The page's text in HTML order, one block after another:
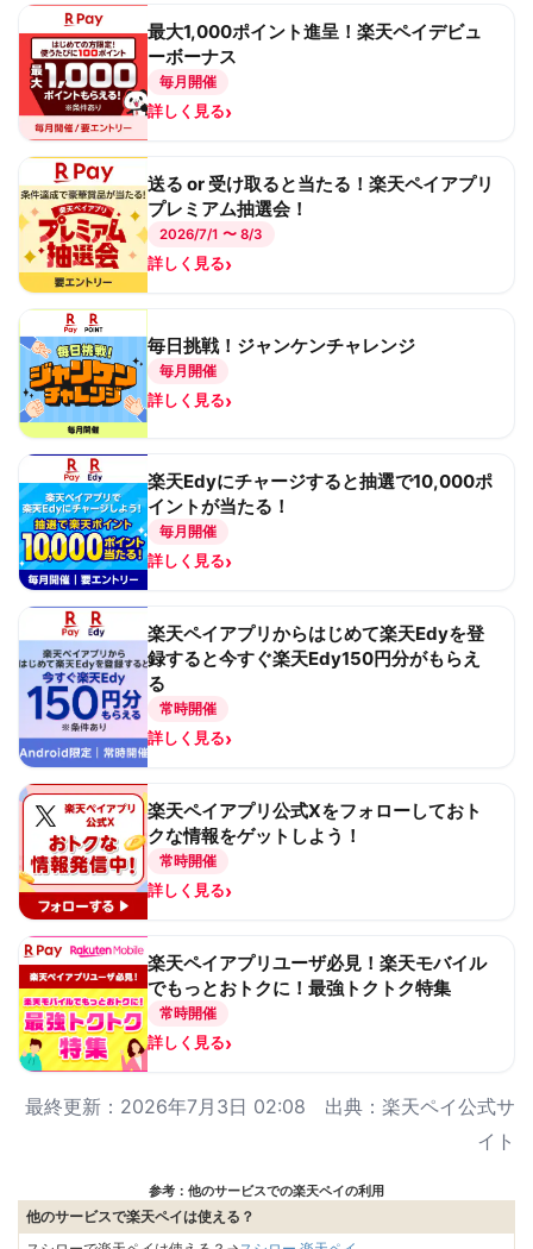
最大1,000ポイント進呈！楽天ペイデビュ
ーボーナス
毎月開催
詳しく見る›
送る or 受け取ると当たる！楽天ペイアプリ
プレミアム抽選会！
2026/7/1 〜 8/3
詳しく見る›
毎日挑戦！ジャンケンチャレンジ
毎月開催
詳しく見る›
楽天Edyにチャージすると抽選で10,000ポ
イントが当たる！
毎月開催
詳しく見る›
楽天ペイアプリからはじめて楽天Edyを登
録すると今すぐ楽天Edy150円分がもらえ
る
常時開催
詳しく見る›
楽天ペイアプリ公式Xをフォローしておト
クな情報をゲットしよう！
常時開催
詳しく見る›
楽天ペイアプリユーザ必見！楽天モバイル
でもっとおトクに！最強トクトク特集
常時開催
詳しく見る›
最終更新：2026年7月3日 02:08 出典：楽天ペイ公式サ
イト
参考：他のサービスでの楽天ペイの利用
他のサービスで楽天ペイは使える？